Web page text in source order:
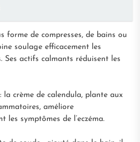
forme de compresses, de bains ou
soulage efficacement les
Ses actifs calmants réduisent les
la crème de calendula, plante aux
améliore
les symptômes de l’eczéma.